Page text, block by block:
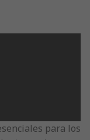
para los